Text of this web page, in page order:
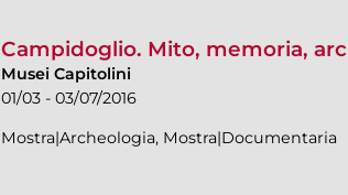
Campidoglio. Mito, memoria,
Musei Capitolini
01/03 - 03/07/2016
Mostra|Archeologia, Mostra|Documentaria